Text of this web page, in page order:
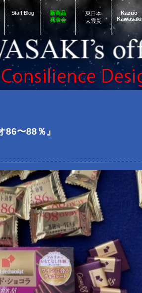
Staff Blog
新商品
発表会
東日本
大震災
Kazuo
Kawasaki
86〜88％』